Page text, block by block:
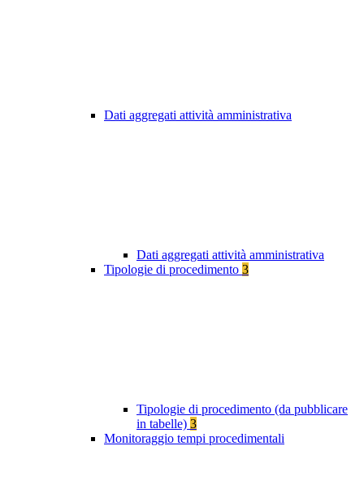
Dati aggregati attività amministrativa
Dati aggregati attività amministrativa
Tipologie di procedimento 3
Tipologie di procedimento (da pubblicare
in tabelle) 3
Monitoraggio tempi procedimentali